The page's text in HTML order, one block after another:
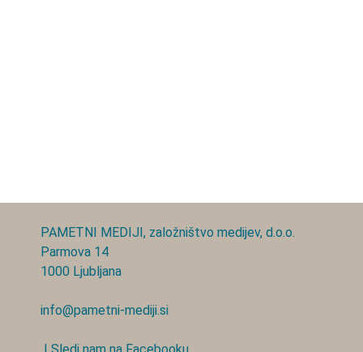
PAMETNI MEDIJI, založništvo medijev, d.o.o.
Parmova 14
1000 Ljubljana
info@pametni-mediji.si